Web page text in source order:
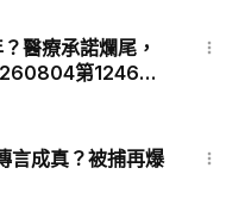
醫療承諾爛尾，
第1246
言成真？被捕再爆